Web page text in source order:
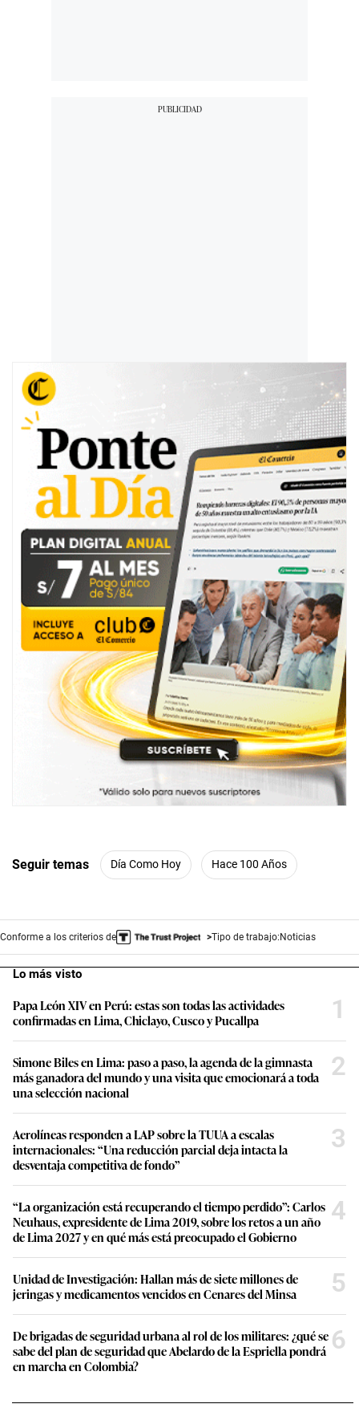
Seguir temas Día Como Hoy Hace 100 Años
Conforme a los criterios de Tipo de trabajo: Noticias
Lo más visto
Papa León XIV en Perú: estas son todas las actividades
confirmadas en Lima, Chiclayo, Cusco y Pucallpa
1
Simone Biles en Lima: paso a paso, la agenda de la gimnasta
más ganadora del mundo y una visita que emocionará a toda
una selección nacional
2
Aerolíneas responden a LAP sobre la TUUA a escalas
internacionales: “Una reducción parcial deja intacta la
desventaja competitiva de fondo”
3
“La organización está recuperando el tiempo perdido”: Carlos
Neuhaus, expresidente de Lima 2019, sobre los retos a un año
de Lima 2027 y en qué más está preocupado el Gobierno
4
Unidad de Investigación: Hallan más de siete millones de
jeringas y medicamentos vencidos en Cenares del Minsa
5
De brigadas de seguridad urbana al rol de los militares: ¿qué se
sabe del plan de seguridad que Abelardo de la Espriella pondrá
en marcha en Colombia?
6